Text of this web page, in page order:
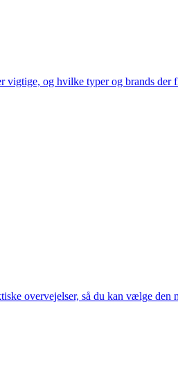
og hvilke typer og brands der
overvejelser, så du kan vælge den